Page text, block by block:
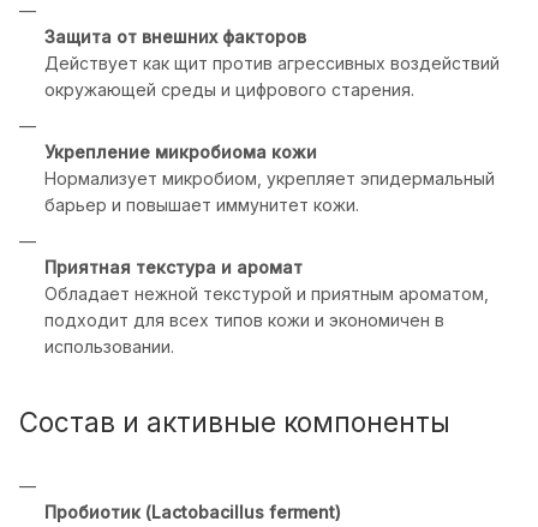
Защита от внешних факторов
Действует как щит против агрессивных воздействий
окружающей среды и цифрового старения.
Укрепление микробиома кожи
Нормализует микробиом, укрепляет эпидермальный
барьер и повышает иммунитет кожи.
Приятная текстура и аромат
Обладает нежной текстурой и приятным ароматом,
подходит для всех типов кожи и экономичен в
использовании.
Состав и активные компоненты
Пробиотик (Lactobacillus ferment)